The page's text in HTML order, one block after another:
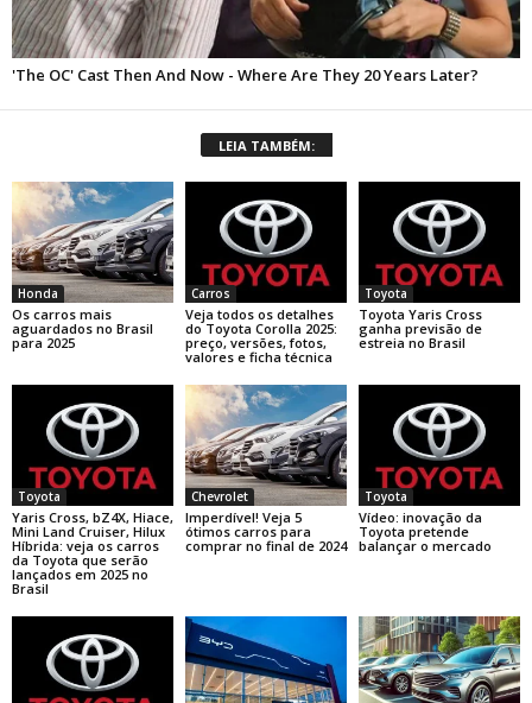
LEIA TAMBÉM:
Honda
Os carros mais
aguardados no Brasil
para 2025
Carros
Veja todos os detalhes
do Toyota Corolla 2025:
preço, versões, fotos,
valores e ficha técnica
Toyota
Toyota Yaris Cross
ganha previsão de
estreia no Brasil
Toyota
Yaris Cross, bZ4X, Hiace,
Mini Land Cruiser, Hilux
Híbrida: veja os carros
da Toyota que serão
lançados em 2025 no
Brasil
Chevrolet
Imperdível! Veja 5
ótimos carros para
comprar no final de 2024
Toyota
Vídeo: inovação da
Toyota pretende
balançar o mercado